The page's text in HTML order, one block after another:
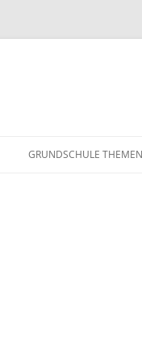
GRUNDSCHULE THEMEN